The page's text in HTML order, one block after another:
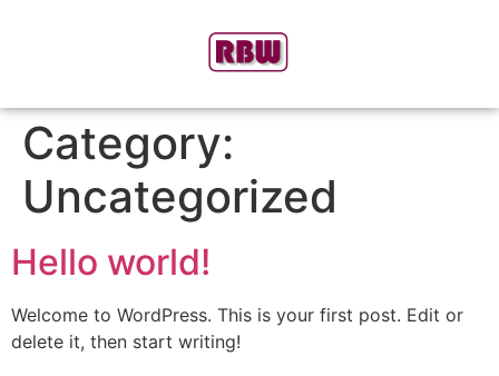
Category:
Uncategorized
Hello world!
Welcome to WordPress. This is your first post. Edit or
delete it, then start writing!